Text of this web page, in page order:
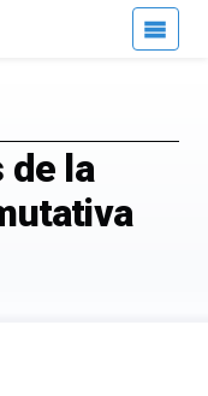
de la